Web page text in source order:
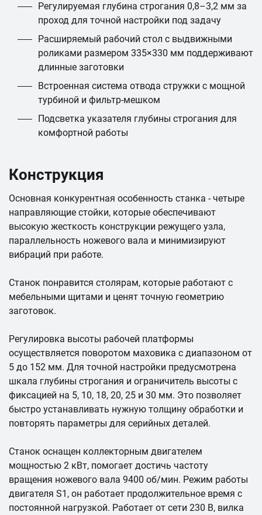
Регулируемая глубина строгания 0,8–3,2 мм за
проход для точной настройки под задачу
Расширяемый рабочий стол с выдвижными
роликами размером 335×330 мм поддерживают
длинные заготовки
Встроенная система отвода стружки с мощной
турбиной и фильтр-мешком
Подсветка указателя глубины строгания для
комфортной работы
Конструкция
Основная конкурентная особенность станка - четыре
направляющие стойки, которые обеспечивают
высокую жесткость конструкции режущего узла,
параллельность ножевого вала и минимизируют
вибраций при работе.
Станок понравится столярам, которые работают с
мебельными щитами и ценят точную геометрию
заготовок.
Регулировка высоты рабочей платформы
осуществляется поворотом маховика с диапазоном от
5 до 152 мм. Для точной настройки предусмотрена
шкала глубины строгания и ограничитель высоты с
фиксацией на 5, 10, 18, 20, 25 и 30 мм. Это позволяет
быстро устанавливать нужную толщину обработки и
повторять параметры для серийных деталей.
Станок оснащен коллекторным двигателем
мощностью 2 кВт, помогает достичь частоту
вращения ножевого вала 9400 об/мин. Режим работы
двигателя S1, он работает продолжительное время с
постоянной нагрузкой. Работает от сети 230 В, вилка